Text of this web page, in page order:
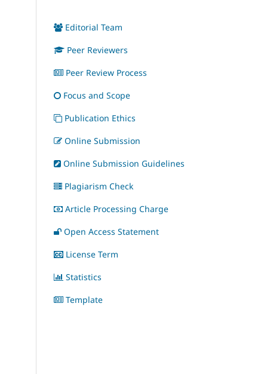
Editorial Team
Peer Reviewers
Peer Review Process
Focus and Scope
Publication Ethics
Online Submission
Online Submission Guidelines
Plagiarism Check
Article Processing Charge
Open Access Statement
License Term
Statistics
Template